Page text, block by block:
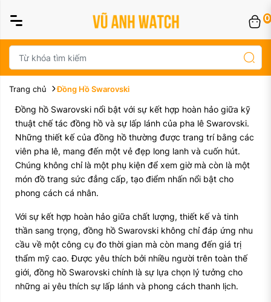
0
Trang chủ Đồng Hồ Swarovski
Đồng hồ Swarovski nổi bật với sự kết hợp hoàn hảo giữa kỹ
thuật chế tác đồng hồ và sự lấp lánh của pha lê Swarovski.
Những thiết kế của đồng hồ thường được trang trí bằng các
viên pha lê, mang đến một vẻ đẹp long lanh và cuốn hút.
Chúng không chỉ là một phụ kiện để xem giờ mà còn là một
món đồ trang sức đẳng cấp, tạo điểm nhấn nổi bật cho
phong cách cá nhân.
Với sự kết hợp hoàn hảo giữa chất lượng, thiết kế và tinh
thần sang trọng, đồng hồ Swarovski không chỉ đáp ứng nhu
cầu về một công cụ đo thời gian mà còn mang đến giá trị
thẩm mỹ cao. Được yêu thích bởi nhiều người trên toàn thế
giới, đồng hồ Swarovski chính là sự lựa chọn lý tưởng cho
những ai yêu thích sự lấp lánh và phong cách thanh lịch.